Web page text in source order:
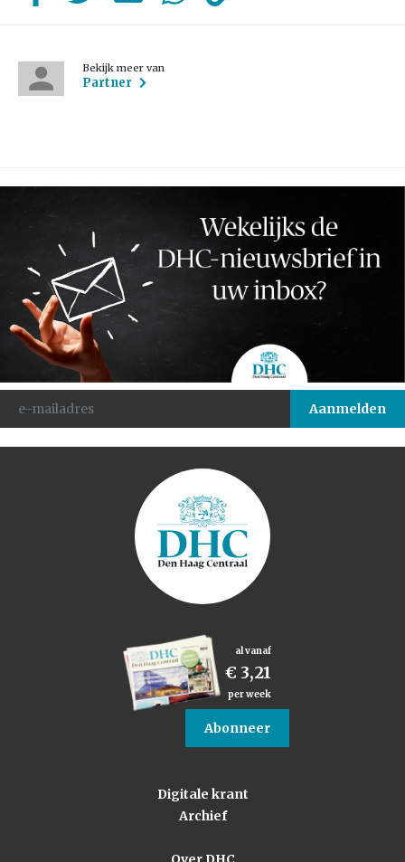
Bekijk meer van
Partner
al vanaf
€ 3,21
per week
Abonneer
Digitale krant
Archief